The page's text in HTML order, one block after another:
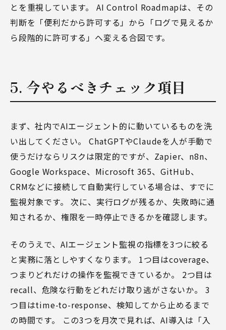
とを重視しています。 AI Control Roadmapは、その
判断を「便利だから許可する」から「ログで見えるか
ら段階的に許可する」へ変える合図です。
5. 今やるべきチェック項目
まず、社内でAIエージェント的に動いているものを洗
い出してください。 ChatGPTやClaudeを人が手動で
使うだけならリスクは限定的ですが、Zapier、n8n、
Google Workspace、Microsoft 365、GitHub、
CRMなどに接続して自動実行している場合は、すでに
監視対象です。 次に、実行ログが残るか、失敗時に通
知されるか、権限を一時停止できるかを確認します。
そのうえで、AIエージェント監視の指標を3つに絞る
と実務に落としやすくなります。 1つ目はcoverage、
つまりどれだけの操作を監視できているか。 2つ目は
recall、危険な行動をどれだけ取り逃がさないか。 3
つ目はtime-to-response、検知してから止めるまで
の時間です。 この3つを月次で見れば、AI導入は「入